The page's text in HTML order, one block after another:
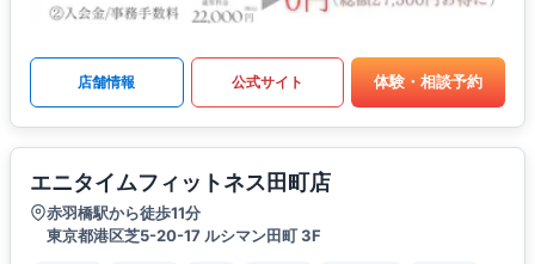
店舗情報 公式サイト 体験・相談予約
エニタイムフィットネス田町店
赤羽橋駅から徒歩11分
東京都港区芝5-20-17 ルシマン田町 3F